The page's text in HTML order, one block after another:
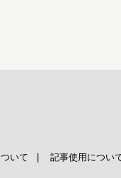
いて 記事使用につい